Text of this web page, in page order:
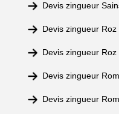
Devis zingueur
Devis zingueur
Devis zingueur
Devis zingueur
Devis zingueur